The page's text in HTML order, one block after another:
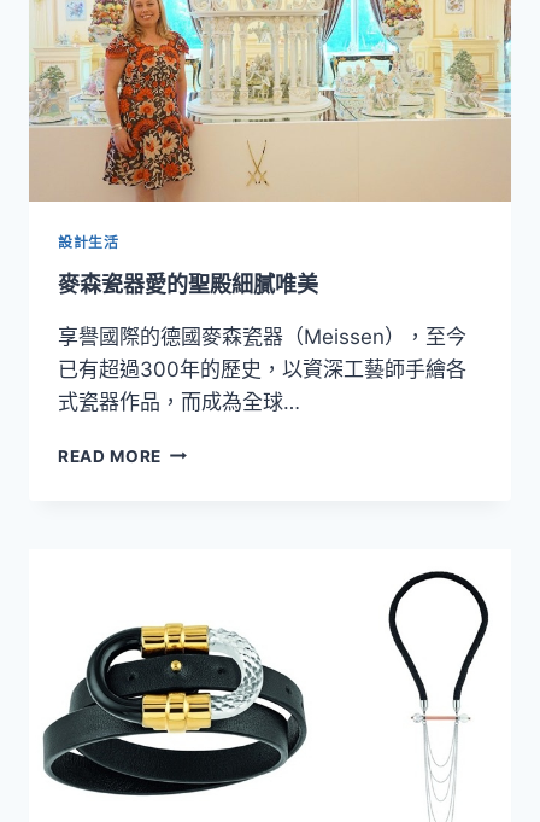
紀
之
嬌
設計生活
麥森瓷器愛的聖殿細膩唯美
享譽國際的德國麥森瓷器（Meissen），至今
已有超過300年的歷史，以資深工藝師手繪各
式瓷器作品，而成為全球…
READ MORE 麥
殿
細
膩
唯
美